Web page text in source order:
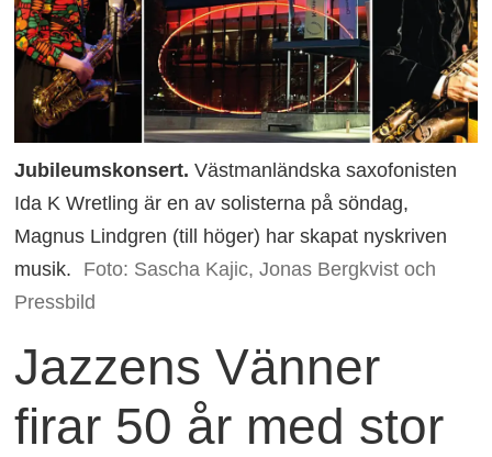
Jubileumskonsert.Västmanländska saxofonisten
Ida K Wretling är en av solisterna på söndag,
Magnus Lindgren (till höger) har skapat nyskriven
musik.
Foto: Sascha Kajic, Jonas Bergkvist och
Pressbild
Jazzens Vänner
firar 50 år med stor